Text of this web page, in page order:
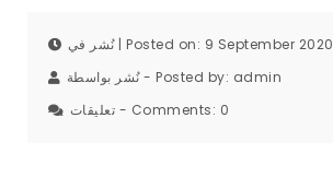
نُشر في | Posted on: 9 September 2020
نُشر بواسطة - Posted by: admin
تعليقات - Comments: 0